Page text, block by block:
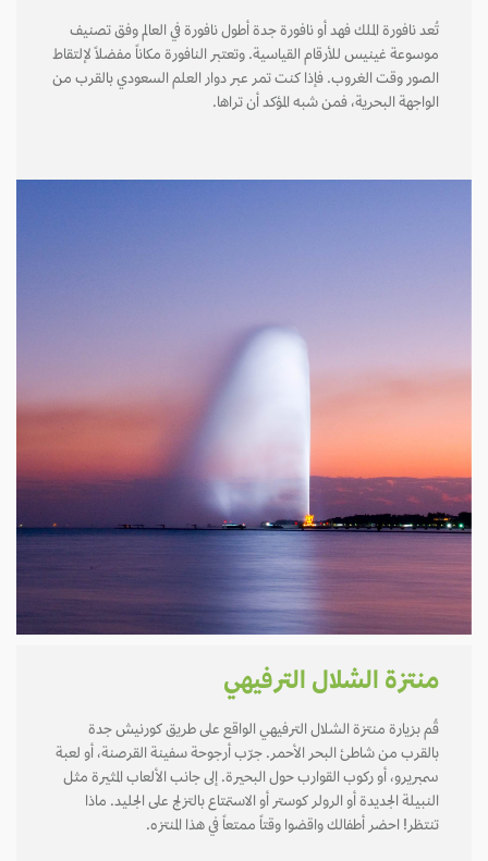
تُعد نافورة الملك فهد أو نافورة جدة أطول نافورة في العالم وفق تصنيف
موسوعة غينيس للأرقام القياسية. وتعتبر النافورة مكاناً مفضلاً لإلتقاط
الصور وقت الغروب. فإذا كنت تمر عبر دوار العلم السعودي بالقرب من
الواجهة البحرية، فمن شبه المؤكد أن تراها.
منتزة الشلال الترفيهي
قُم بزيارة منتزة الشلال الترفيهي الواقع على طريق كورنيش جدة
بالقرب من شاطئ البحر الأحمر. جرّب أرجوحة سفينة القرصنة، أو لعبة
سمبريرو، أو ركوب القوارب حول البحيرة. إلى جانب الألعاب المثيرة مثل
النبيلة الجديدة أو الرولر كوستر أو الاستمتاع بالتزلج على الجليد. ماذا
تنتظر! احضر أطفالك واقضوا وقتاً ممتعاً في هذا المنتزه.